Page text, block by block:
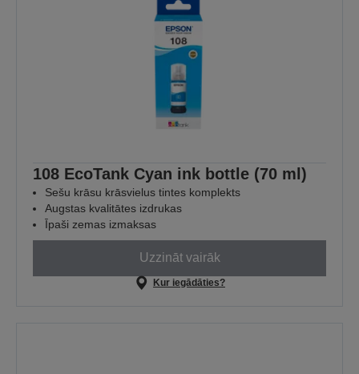
108 EcoTank Cyan ink bottle (70 ml)
Sešu krāsu krāsvielus tintes komplekts
Augstas kvalitātes izdrukas
Īpaši zemas izmaksas
Uzzināt vairāk
Kur iegādāties?